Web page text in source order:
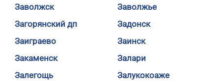
Заволжск
Заволжье
Загорянский дп
Задонск
Заиграево
Заинск
Закаменск
Залари
Залегощь
Залукокоаже